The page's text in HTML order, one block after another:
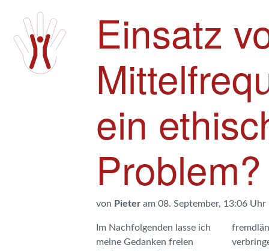
Einsatz
ein
Problem?
von Pieter am 08. September, 13:06 Uhr
Im Nachfolgenden lasse ich
meine Gedanken freien
fremdländischen Botschaft
verbringen muss. Ich muss